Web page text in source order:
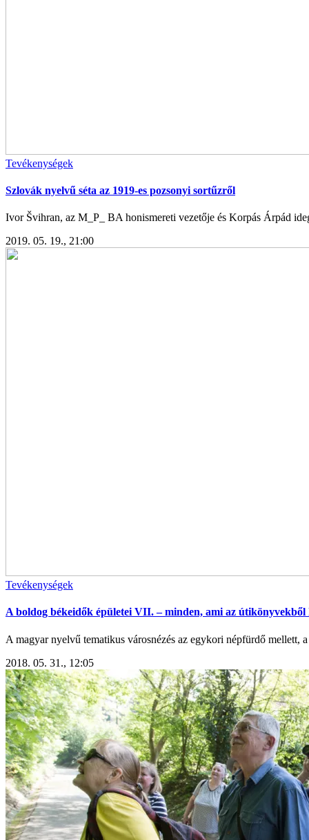
Tevékenységek
Szlovák nyelvű séta az 1919-es pozsonyi sortűzről
Ivor Švihran, az M_P_ BA honismereti vezetője és Korpás Árpád
2019. 05. 19., 21:00
Tevékenységek
A boldog békeidők épületei VII. – minden, ami az
A magyar nyelvű tematikus városnézés az egykori népfürdő mellett,
2018. 05. 31., 12:05